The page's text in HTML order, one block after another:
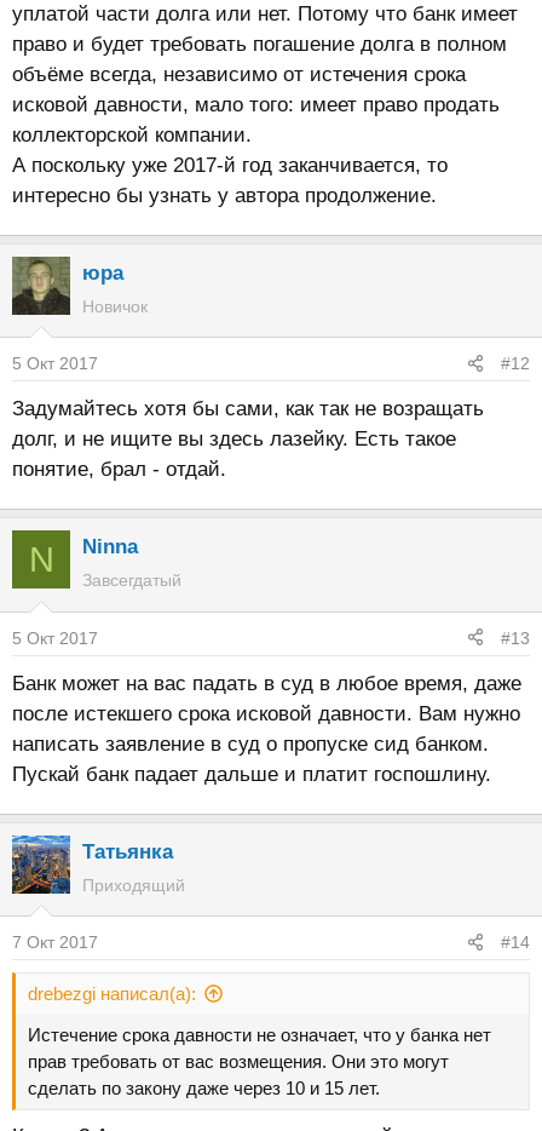
уплатой части долга или нет. Потому что банк имеет
право и будет требовать погашение долга в полном
объёме всегда, независимо от истечения срока
исковой давности, мало того: имеет право продать
коллекторской компании.
А поскольку уже 2017-й год заканчивается, то
интересно бы узнать у автора продолжение.
юра
Новичок
5 Окт 2017 #12
Задумайтесь хотя бы сами, как так не возращать
долг, и не ищите вы здесь лазейку. Есть такое
понятие, брал - отдай.
N Ninna
Завсегдатый
5 Окт 2017 #13
Банк может на вас падать в суд в любое время, даже
после истекшего срока исковой давности. Вам нужно
написать заявление в суд о пропуске сид банком.
Пускай банк падает дальше и платит госпошлину.
Татьянка
Приходящий
7 Окт 2017 #14
drebezgi написал(а):
Истечение срока давности не означает, что у банка нет
прав требовать от вас возмещения. Они это могут
сделать по закону даже через 10 и 15 лет.